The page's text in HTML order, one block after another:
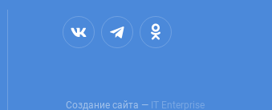
Создание сайта — IT Enterprise